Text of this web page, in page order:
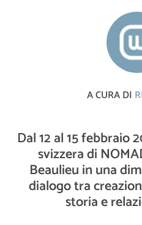
A CURA DI
Dal 12 al 15 febbraio
svizzera di
Beaulieu in una
dialogo tra
storia e